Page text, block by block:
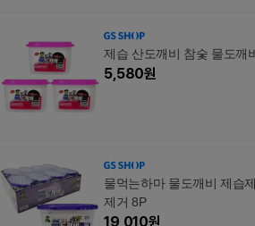
제습 산도깨비 참숯 물도깨
5,580원
물먹는하마 물도깨비 제습
제거 8P
19,010원